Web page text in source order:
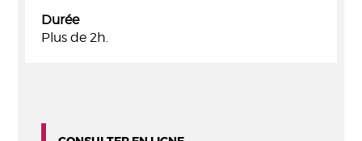
Durée
Plus de 2h.